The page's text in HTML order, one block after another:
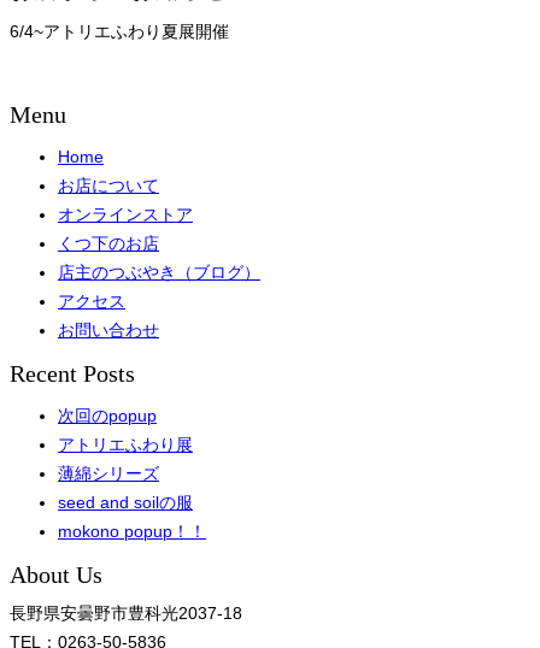
6/4~アトリエふわり夏展開催
Menu
Home
お店について
オンラインストア
くつ下のお店
店主のつぶやき（ブログ）
アクセス
お問い合わせ
Recent Posts
次回のpopup
アトリエふわり展
薄綿シリーズ
seed and soilの服
mokono popup！！
About Us
長野県安曇野市豊科光2037-18
TEL：0263-50-5836